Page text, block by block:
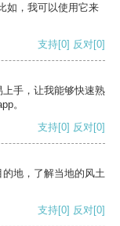
如，我可以使用它来
支持[0] 反对[0]
手，让我能够快速熟
。
支持[0] 反对[0]
地，了解当地的风土
支持[0] 反对[0]